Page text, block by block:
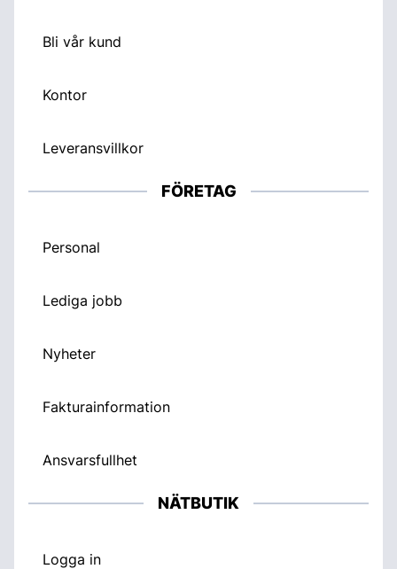
Bli vår kund
Kontor
Leveransvillkor
FÖRETAG
Personal
Lediga jobb
Nyheter
Fakturainformation
Ansvarsfullhet
NÄTBUTIK
Logga in